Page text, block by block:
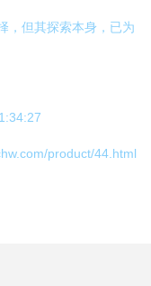
，但其探索本身，已为
product/44.html